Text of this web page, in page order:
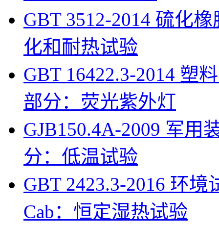
GBT 3512-2014 硫化
化和耐热试验
GBT 16422.3-2014 塑
部分：荧光紫外灯
GJB150.4A-2009 军用
分：低温试验
GBT 2423.3-2016 环
Cab：恒定湿热试验